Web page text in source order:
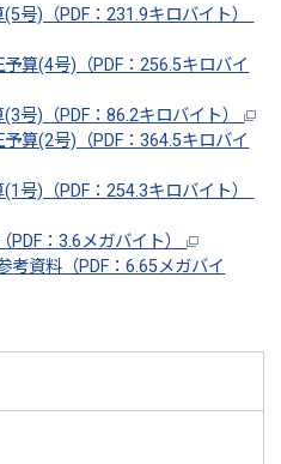
号)（PDF：231.9キロバイト）
算(4号)（PDF：256.5キロバイ
号)（PDF：86.2キロバイト）
算(2号)（PDF：364.5キロバイ
号)（PDF：254.3キロバイト）
PDF：3.6メガバイト）
考資料（PDF：6.65メガバイ